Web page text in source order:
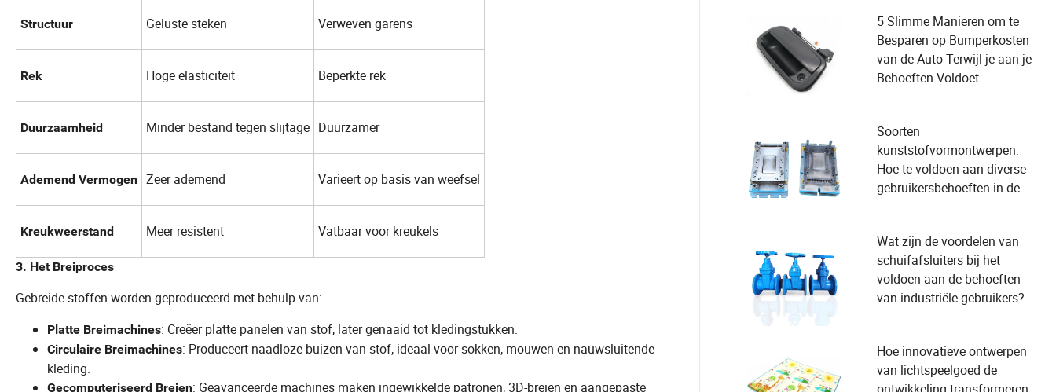
Structuur Geluste steken Verweven garens
Rek Hoge elasticiteit Beperkte rek
Duurzaamheid Minder bestand tegen slijtage Duurzamer
Ademend Vermogen Zeer ademend Varieert op basis van weefsel
Kreukweerstand Meer resistent Vatbaar voor kreukels
3. Het Breiproces
Gebreide stoffen worden geproduceerd met behulp van:
Platte Breimachines: Creëer platte panelen van stof, later genaaid tot kledingstukken.
Circulaire Breimachines: Produceert naadloze buizen van stof, ideaal voor sokken, mouwen en nauwsluitende
kleding.
Gecomputeriseerd Breien: Geavanceerde machines maken ingewikkelde patronen, 3D-breien en aangepaste
5 Slimme Manieren om te
Besparen op Bumperkosten
van de Auto Terwijl je aan je
Behoeften Voldoet
Soorten
kunststofvormontwerpen:
Hoe te voldoen aan diverse
gebruikersbehoeften in de
Wat zijn de voordelen van
schuifafsluiters bij het
voldoen aan de behoeften
van industriële gebruikers?
Hoe innovatieve ontwerpen
van lichtspeelgoed de